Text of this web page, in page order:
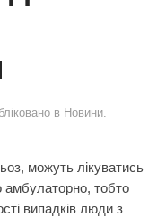
в Новини
можуть лікуватись
амбулаторно, тобто
випадків люди з